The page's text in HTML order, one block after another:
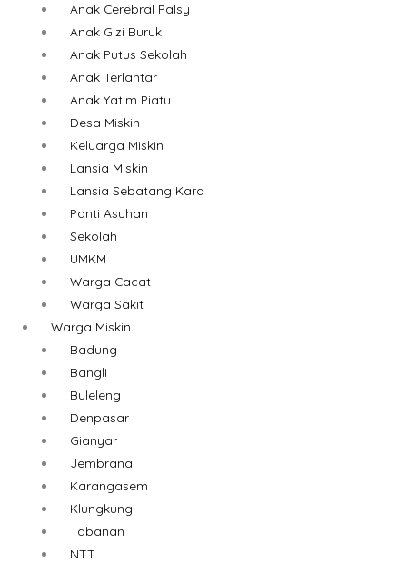
Anak Cerebral Palsy
Anak Gizi Buruk
Anak Putus Sekolah
Anak Terlantar
Anak Yatim Piatu
Desa Miskin
Keluarga Miskin
Lansia Miskin
Lansia Sebatang Kara
Panti Asuhan
Sekolah
UMKM
Warga Cacat
Warga Sakit
Warga Miskin
Badung
Bangli
Buleleng
Denpasar
Gianyar
Jembrana
Karangasem
Klungkung
Tabanan
NTT